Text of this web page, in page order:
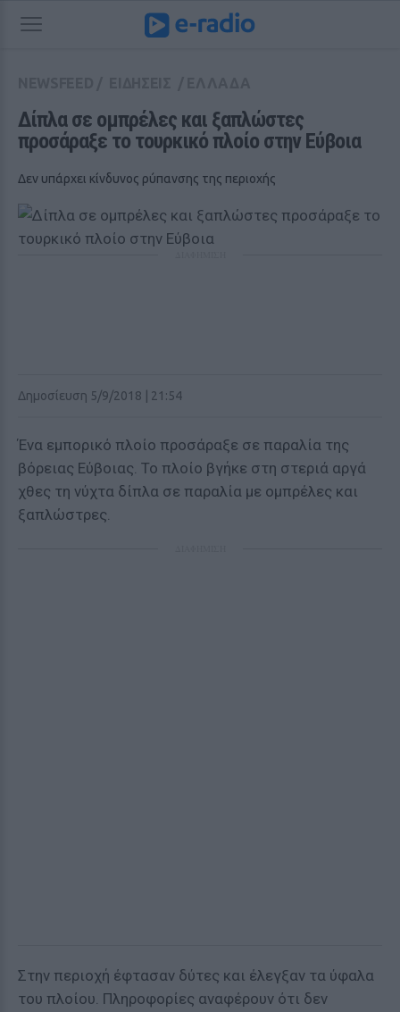
Δίπλα σε ομπρέλες και ξαπλώστες
προσάραξε το τουρκικό πλοίο στην Εύβοια
Δεν υπάρχει κίνδυνος ρύπανσης της περιοχής
Δημοσίευση 5/9/2018 | 21:54
Ένα εμπορικό πλοίο προσάραξε σε παραλία της
βόρειας Εύβοιας. Το πλοίο βγήκε στη στεριά αργά
χθες τη νύχτα δίπλα σε παραλία με ομπρέλες και
ξαπλώστρες.
Στην περιοχή έφτασαν δύτες και έλεγξαν τα ύφαλα
του πλοίου. Πληροφορίες αναφέρουν ότι δεν